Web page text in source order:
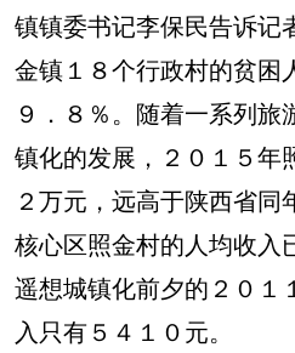
镇镇委书记李保民告诉记
金镇１８个行政村的贫困
９．８％。随着一系列
镇化的发展，２０１５年
２万元，远高于陕西省同
核心区照金村的人均收入
遥想城镇化前夕的２０１
入只有５４１０元。